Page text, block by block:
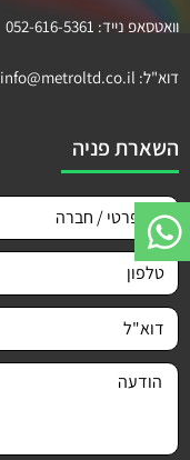
וואטסאפ נייד: 052-616-5361
דוא"ל: info@metroltd.co.il
השארת פניה